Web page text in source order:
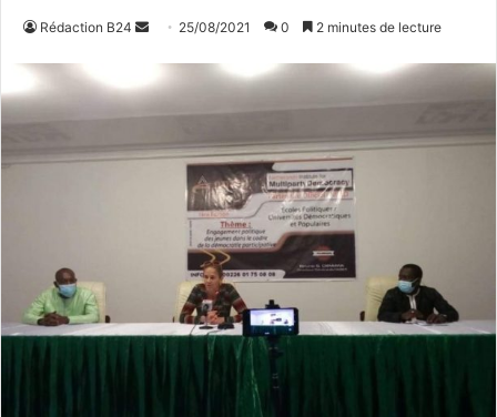
Rédaction B24
v
e
u
25/08/2021 0 2 minutes de lecture